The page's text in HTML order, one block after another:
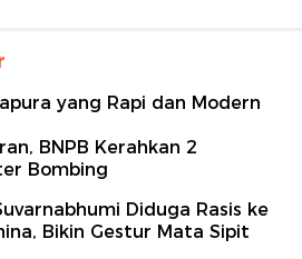
yang Rapi dan Modern
BNPB Kerahkan 2
Bombing
Diduga Rasis ke
Bikin Gestur Mata Sipit